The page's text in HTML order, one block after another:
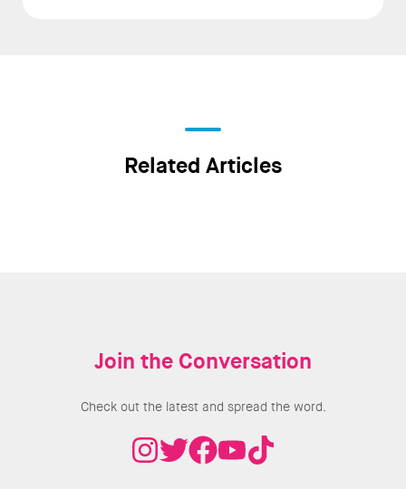
Related Articles
Join the Conversation
Check out the latest and spread the word.